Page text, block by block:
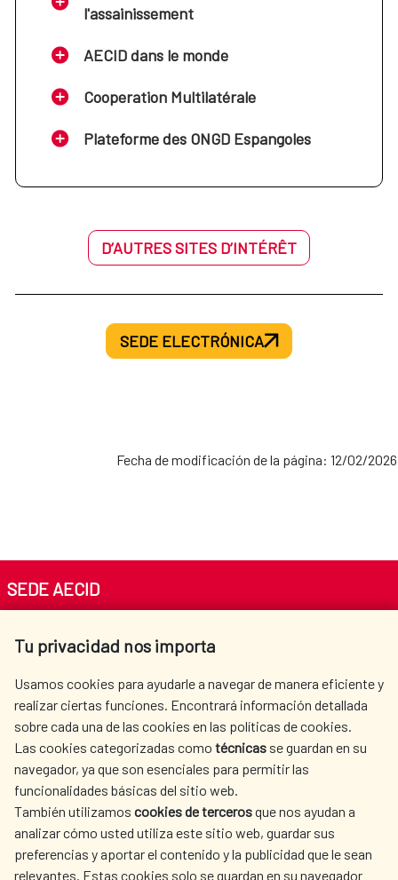
l'assainissement
AECID dans le monde
Cooperation Multilatérale
Plateforme des ONGD Espangoles
D’AUTRES SITES D’INTÉRÊT
SEDE ELECTRÓNICA
Fecha de modificación de la página: 12/02/2026
Tu privacidad nos importa
Usamos cookies para ayudarle a navegar de manera eficiente y
realizar ciertas funciones. Encontrará información detallada
sobre cada una de las cookies en las políticas de cookies.
Las cookies categorizadas como técnicas se guardan en su
navegador, ya que son esenciales para permitir las
funcionalidades básicas del sitio web.
También utilizamos cookies de tercerosque nos ayudan a
analizar cómo usted utiliza este sitio web, guardar sus
preferencias y aportar el contenido y la publicidad que le sean
relevantes. Estas cookies solo se guardan en su navegador
SEDE AECID
Tel. +34 900 20 30 54​​​​​​​
AECID
OÙ NOUS COOPÉRONS
L'ACTION HUMANITAIRE
ESPAGNOLE
SALLE DE PRESSE
CULTURE ET SCIENCE BIBLIOTHÈQUE